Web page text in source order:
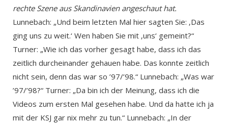
rechte Szene aus Skandinavien angeschaut hat.
Lunnebach: „Und beim letzten Mal hier sagten Sie: ‚Das
ging uns zu weit.‘ Wen haben Sie mit ‚uns‘ gemeint?“
Turner: „Wie ich das vorher gesagt habe, dass ich das
zeitlich durcheinander gehauen habe. Das konnte zeitlich
nicht sein, denn das war so ’97/’98.“ Lunnebach: „Was war
’97/’98?“ Turner: „Da bin ich der Meinung, dass ich die
Videos zum ersten Mal gesehen habe. Und da hatte ich ja
mit der KSJ gar nix mehr zu tun.“ Lunnebach: „In der